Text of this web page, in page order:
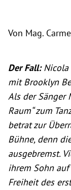
Von Mag.
Der Fall:
mit Brooklyn
Als der Sänger
Raum“ zum
betrat zur
Bühne, denn
ausgebremst.
ihrem Sohn
Freiheit des